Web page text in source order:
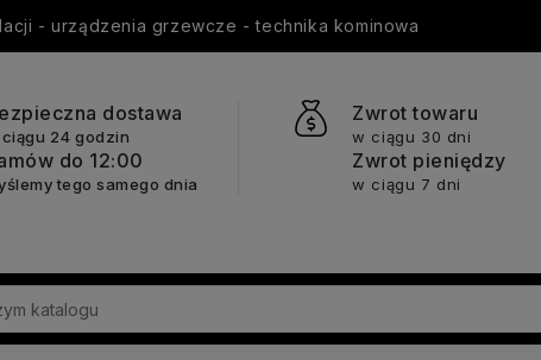
- urządzenia grzewcze - technika kominowa
dostawa
24 godzin
do 12:00
tego samego dnia
Zwrot towaru
w ciągu 30 dni
Zwrot pieniędzy
w ciągu 7 dni